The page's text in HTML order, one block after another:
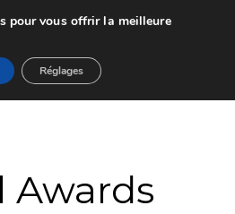
Awards
pour vous offrir la meilleure
Réglages